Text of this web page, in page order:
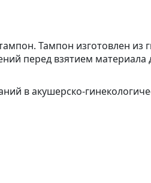
Тампон изготовлен
перед взятием материала
в акушерско-